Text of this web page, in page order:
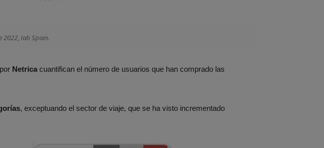
2022, Iab Spain.
Netrica cuantifican el número de usuarios que han comprado las
, exceptuando el sector de viaje, que se ha visto incrementado